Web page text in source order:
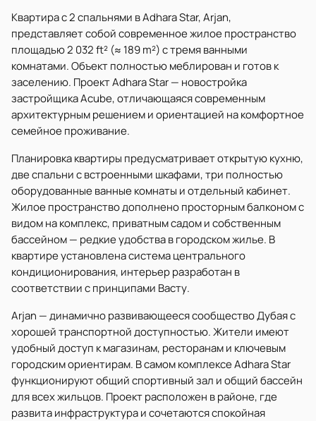
Квартира с 2 спальнями в Adhara Star, Arjan,
представляет собой современное жилое пространство
площадью 2 032 ft² (≈ 189 m²) с тремя ванными
комнатами. Объект полностью меблирован и готов к
заселению. Проект Adhara Star — новостройка
застройщика Acube, отличающаяся современным
архитектурным решением и ориентацией на комфортное
семейное проживание.
Планировка квартиры предусматривает открытую кухню,
две спальни с встроенными шкафами, три полностью
оборудованные ванные комнаты и отдельный кабинет.
Жилое пространство дополнено просторным балконом с
видом на комплекс, приватным садом и собственным
бассейном — редкие удобства в городском жилье. В
квартире установлена система центрального
кондиционирования, интерьер разработан в
соответствии с принципами Васту.
Arjan — динамично развивающееся сообщество Дубая с
хорошей транспортной доступностью. Жители имеют
удобный доступ к магазинам, ресторанам и ключевым
городским ориентирам. В самом комплексе Adhara Star
функционируют общий спортивный зал и общий бассейн
для всех жильцов. Проект расположен в районе, где
развита инфраструктура и сочетаются спокойная